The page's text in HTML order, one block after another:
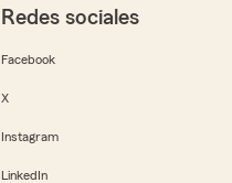
Redes sociales
Facebook
X
Instagram
LinkedIn